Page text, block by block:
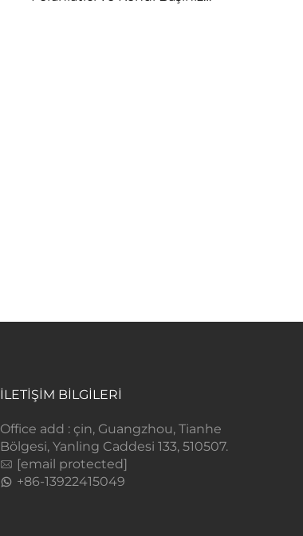
İLETİŞİM BİLGİLERİ
Office add : çin, Guangzhou, Tianhe
Bölgesi, Yanling Caddesi 133, 510507.
[email protected]
+86-13922415049